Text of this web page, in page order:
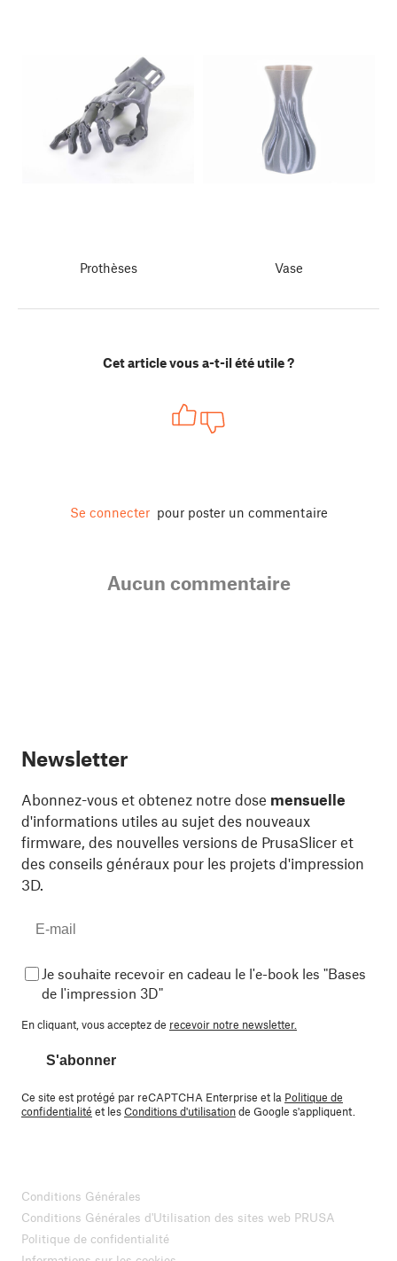
Prothèses Vase
Cet article vous a-t-il été utile ?
Se connecter pour poster un commentaire
Aucun commentaire
Newsletter
Abonnez-vous et obtenez notre dose mensuelle
d'informations utiles au sujet des nouveaux
firmware, des nouvelles versions de PrusaSlicer et
des conseils généraux pour les projets d'impression
3D.
Je souhaite recevoir en cadeau le l'e-book les "Bases
de l'impression 3D"
En cliquant, vous acceptez de recevoir notre newsletter.
S'abonner
Ce site est protégé par reCAPTCHA Enterprise et la Politique de
confidentialité et lesConditions d'utilisationde Google s'appliquent.
Conditions Générales
Conditions Générales d'Utilisation des sites web PRUSA
Politique de confidentialité